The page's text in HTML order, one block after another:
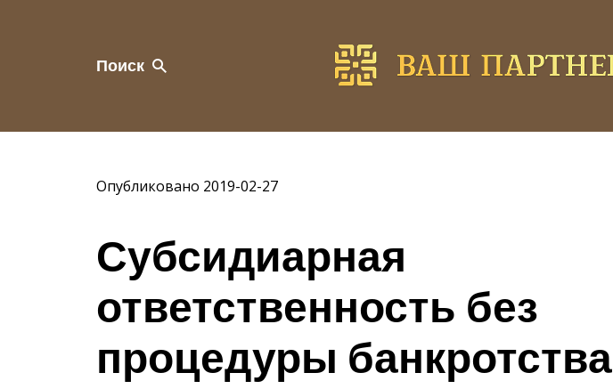
Поиск
Опубликовано 2019-02-27
Субсидиарная
ответственность без
процедуры банкротства